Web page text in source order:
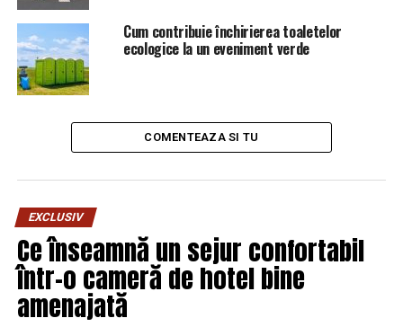
Cum contribuie închirierea toaletelor
ecologice la un eveniment verde
COMENTEAZA SI TU
EXCLUSIV
Ce înseamnă un sejur confortabil
într-o cameră de hotel bine
amenajată